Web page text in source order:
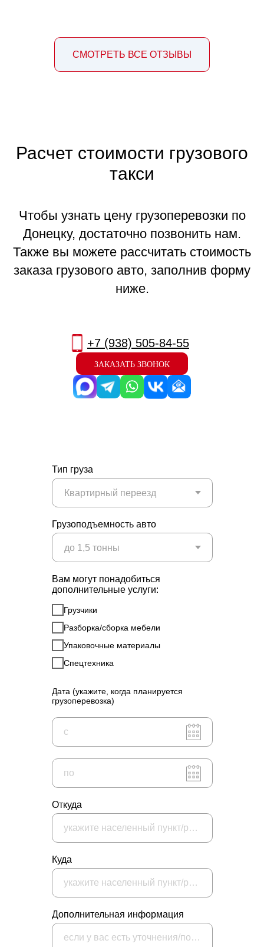
СМОТРЕТЬ ВСЕ ОТЗЫВЫ
Расчет стоимости грузового
такси
Чтобы узнать цену грузоперевозки по
Донецку, достаточно позвонить нам.
Также вы можете рассчитать стоимость
заказа грузового авто, заполнив форму
ниже.
Тип груза
Грузоподъемность авто
Вам могут понадобиться
дополнительные услуги:
Грузчики
Разборка/сборка мебели
Упаковочные материалы
Спецтехника
Дата (укажите, когда планируется
грузоперевозка)
c
по
Откуда
укажите населенный пункт/район/адрес
Куда
укажите населенный пункт/район/адрес
Дополнительная информация
если у вас есть уточнения/пожелания/вопросы к заказу, опишите их здесь
+7 (938) 505-84-55
ЗАКАЗАТЬ ЗВОНОК